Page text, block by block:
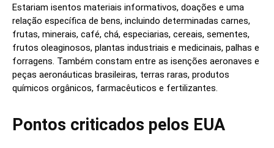
Estariam isentos materiais informativos, doações e uma
relação específica de bens, incluindo determinadas carnes,
frutas, minerais, café, chá, especiarias, cereais, sementes,
frutos oleaginosos, plantas industriais e medicinais, palhas e
forragens. Também constam entre as isenções aeronaves e
peças aeronáuticas brasileiras, terras raras, produtos
químicos orgânicos, farmacêuticos e fertilizantes.
Pontos criticados pelos EUA